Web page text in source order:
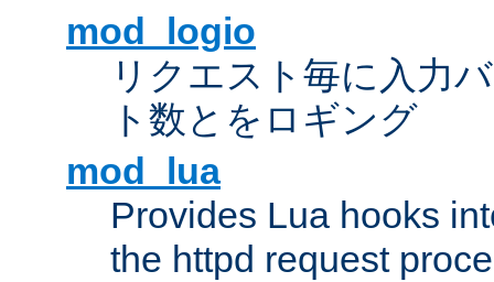
mod_logio
リクエスト毎に入力
ト数とをロギング
mod_lua
Provides Lua hooks
the httpd request